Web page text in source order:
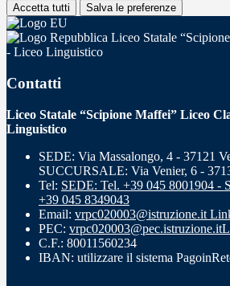
Accetta tutti Salva le preferenze
Liceo Statale
- Liceo Linguistico
Contatti
Liceo Statale “Scipione Maffei” Liceo
Linguistico
SEDE: Via Massalongo, 4 - 37121
SUCCURSALE: Via Venier, 6 -
Tel: SEDE: Tel. +39 045 8001904 -
+39 045 8349043
Email: vrpc020003@istruzione.it
PEC: vrpc020003@pec.istruzione.it
C.F.: 80011560234
IBAN: utilizzare il sistema